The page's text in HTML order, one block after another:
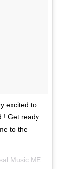
excited to
! Get ready
to the
Music MENA